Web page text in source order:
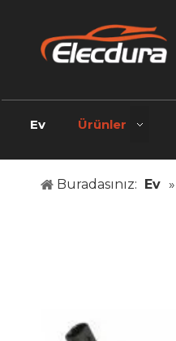
Ev Ürünler
Buradasınız: Ev »